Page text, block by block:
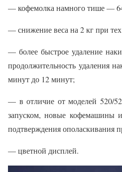
— кофемолка намного тише —
— снижение веса на 2 кг при
— более быстрое удаление
продолжительность удаления
минут до 12 минут;
— в отличие от моделей 520/
запуском, новые кофемашины
подтверждения ополаскивания
— цветной дисплей.